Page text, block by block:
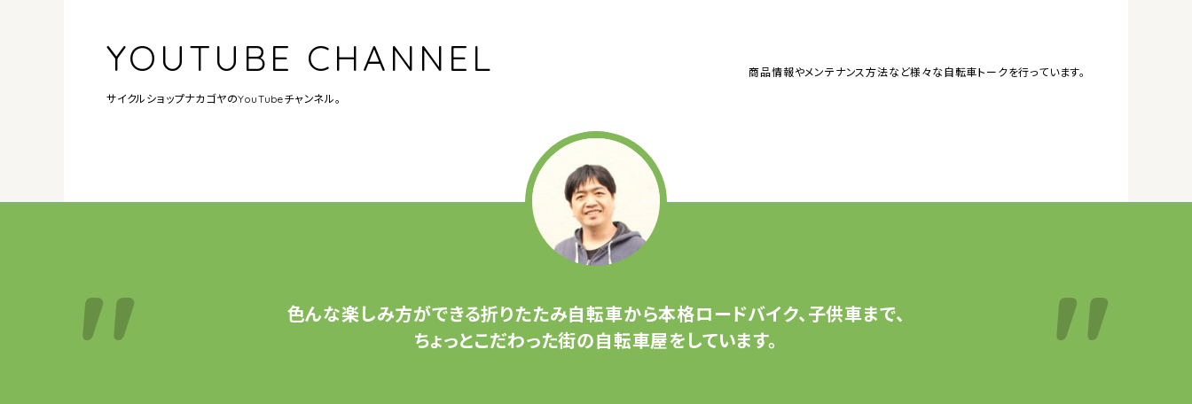
YOUTUBE CHANNEL
サイクルショップナカゴヤのYouTubeチャンネル。
商品情報やメンテナンス方法など様々な自転車トークを行っています。
色んな楽しみ方ができる折りたたみ自転車から本格ロードバイク、子供車まで、
ちょっとこだわった街の自転車屋をしています。